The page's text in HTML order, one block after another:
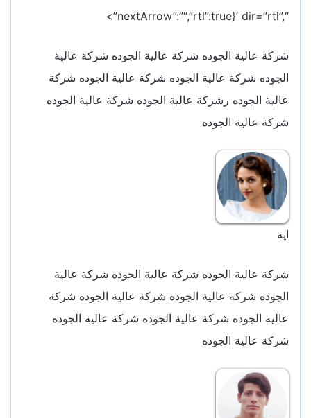
“,”nextArrow”:”
“,”rtl”:true}’ dir=”rtl”>
شركة عالية الجوده شركة عالية الجوده شركة عالية
الجوده شركة عالية الجوده شركة عالية الجوده شركة
عالية الجوده رشركة عالية الجوده شركة عالية الجوده
شركة عالية الجوده
ايه
شركة عالية الجوده شركة عالية الجوده شركة عالية
الجوده شركة عالية الجوده شركة عالية الجوده شركة
عالية الجوده شركة عالية الجوده شركة عالية الجوده
شركة عالية الجوده